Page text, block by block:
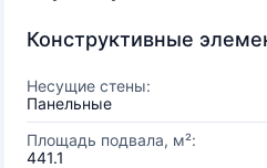
Конструктивные
Несущие стены:
Панельные
Площадь подвала, м²:
441.1